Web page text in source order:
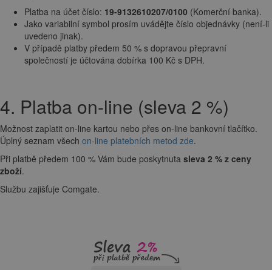
Platba na účet číslo: 19-9132610207/0100 (Komerční banka).
Jako variabilní symbol prosím uvádějte číslo objednávky (není-li
uvedeno jinak).
V případě platby předem 50 % s dopravou přepravní
společností je účtována dobírka 100 Kč s DPH.
4. Platba on-line (sleva 2 %)
Možnost zaplatit on-line kartou nebo přes on-line bankovní tlačítko.
Úplný seznam všech on-line platebních metod zde.
Při platbě předem 100 % Vám bude poskytnuta sleva 2 % z ceny
zboží.
Službu zajišťuje Comgate.